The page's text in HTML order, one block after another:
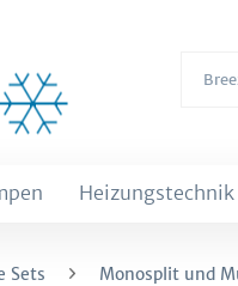
Heizungstechnik
Sets Monosplit und